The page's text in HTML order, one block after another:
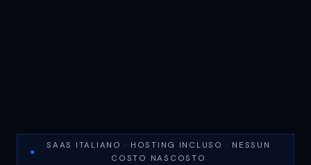
●
SAAS ITALIANO · HOSTING INCLUSO · NESSUN
COSTO NASCOSTO